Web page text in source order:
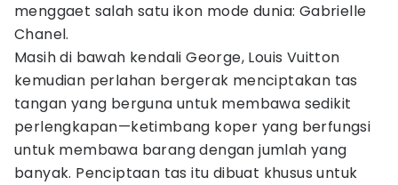
menggaet salah satu ikon mode dunia: Gabrielle
Chanel.
Masih di bawah kendali George, Louis Vuitton
kemudian perlahan bergerak menciptakan tas
tangan yang berguna untuk membawa sedikit
perlengkapan—ketimbang koper yang berfungsi
untuk membawa barang dengan jumlah yang
banyak. Penciptaan tas itu dibuat khusus untuk